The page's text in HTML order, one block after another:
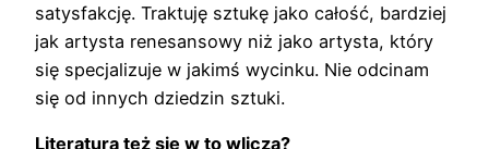
satysfakcję. Traktuję sztukę jako całość, bardziej
jak artysta renesansowy niż jako artysta, który
się specjalizuje w jakimś wycinku. Nie odcinam
się od innych dziedzin sztuki.
Literatura też się w to wlicza?